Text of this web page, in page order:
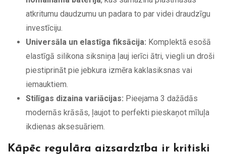
atkritumu daudzumu un padara to par videi draudzīgu
investīciju.
Universāla un elastīga fiksācija: Komplektā esošā
elastīgā silikona siksniņa ļauj ierīci ātri, viegli un droši
piestiprināt pie jebkura izmēra kaklasiksnas vai
iemauktiem.
Stilīgas dizaina variācijas: Pieejama 3 dažādās
modernās krāsās, ļaujot to perfekti pieskaņot mīluļa
ikdienas aksesuāriem.
Kāpēc regulāra aizsardzība ir kritiski